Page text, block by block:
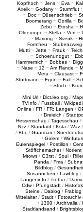
Kopfhoch ~ Jens ~ Eva ~
Axelk ~ Godany ~ Sturmflut ~
~ Doc ~ Düsenschrieb ~
Boomerang ~ Gorilla ~
Zebu ~ Etosha ~
Oldeurope ~ Stella ~ Vert ~
~ Mariong ~ Svenk ~
Formfreu ~ Stubenzweig
Mutti ~ Jette ~ Frauk ~
~ Schoenundgut ~
Hammernich ~ Bobbes ~
~ Nase ~ 12 ~Am Rande ~
Meta ~ Clausast ~
Stuttmann ~ Egon ~ Fail ~
~ Strich ~
Mini Url / Dict.leo.org /
TVInfo / Fussball /
Online / FR / FR: Langen /
/ Dreieich /
Hessenschau / Tagesschau /
Nzz / Standard / Ksta / Waz /
/ Bbc / Guardian /
/ Golem /
Eulenspiegel / Postillon /
Stöffchemacher/ Norient
Mtown / G3rst / Soul /
Panda / Fma /
Bildblog / Gesundheit
Susannchen / Lawblog /
Langeninfo / Trebur/
Cdw/ Pfungstadt /
Steine / Dablog / Frablog
Mittelalter/ Stadt / Fotoarchiv
/ 1300 /Archivalia /
Stadtlandsand /